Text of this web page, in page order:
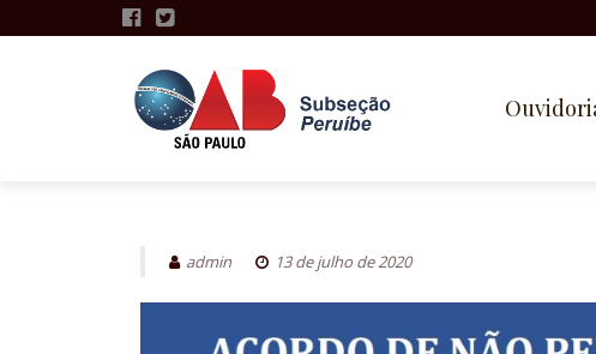
admin 13 de julho de 2020